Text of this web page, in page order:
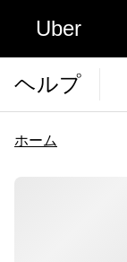
Uber
ヘルプ
ホーム